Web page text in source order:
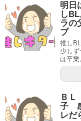
明日
し
ラの
ブ
推し
少し
は卒
Ｂ
子
レだ